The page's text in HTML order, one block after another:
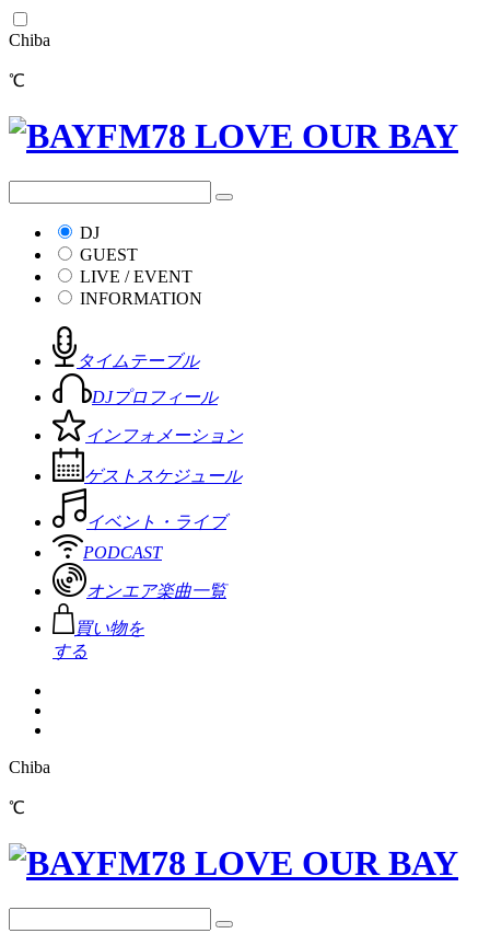
Chiba
℃
DJ
GUEST
LIVE / EVENT
INFORMATION
タイムテーブル
DJプロフィール
インフォメーション
ゲストスケジュール
イベント・ライブ
PODCAST
オンエア楽曲一覧
買い物を
する
Chiba
℃